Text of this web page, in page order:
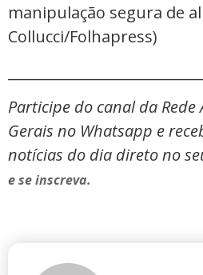
manipulação segura de
Collucci/Folhapress)
Participe do canal da Rede
Gerais no Whatsapp e
notícias do dia direto no
e se inscreva.